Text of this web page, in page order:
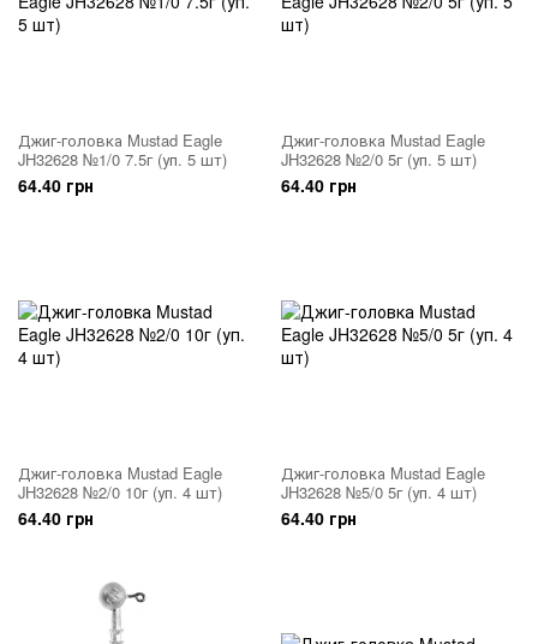
Джиг-головка Mustad Eagle
JH32628 №1/0 7.5г (уп. 5 шт)
64.40 грн
Джиг-головка Mustad Eagle
JH32628 №2/0 5г (уп. 5 шт)
64.40 грн
Джиг-головка Mustad Eagle
JH32628 №2/0 10г (уп. 4 шт)
64.40 грн
Джиг-головка Mustad Eagle
JH32628 №5/0 5г (уп. 4 шт)
64.40 грн